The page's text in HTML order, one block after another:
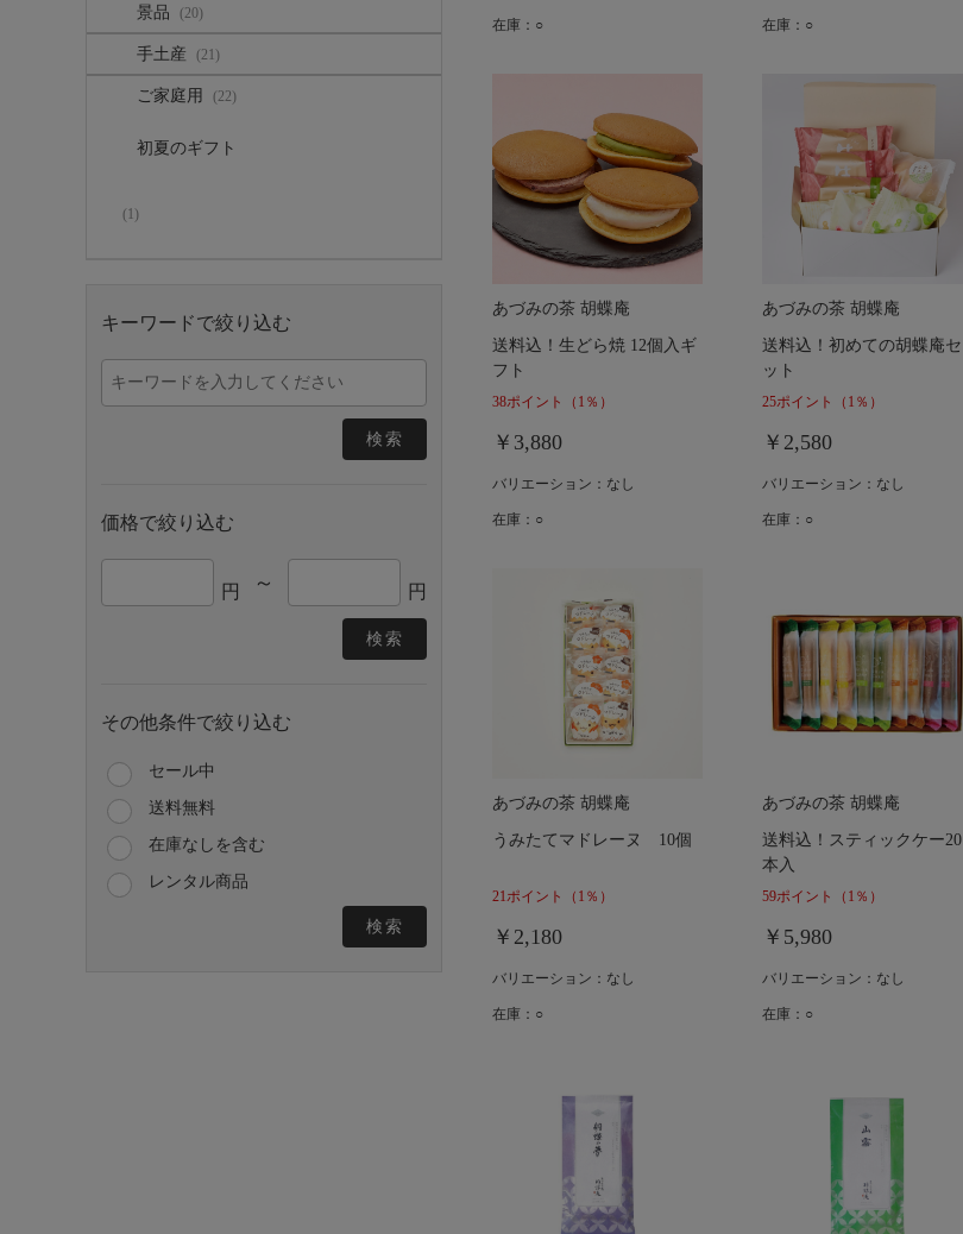
景品 (20)
手土産 (21)
ご家庭用 (22)
初夏のギフト
(1)
キーワードで絞り込む
検索
価格で絞り込む
円 ～ 円
検索
その他条件で絞り込む
セール中
送料無料
在庫なしを含む
レンタル商品
検索
在庫：○ 在庫：○
あづみの茶 胡蝶庵
送料込！生どら焼 12個入ギ
フト
38ポイント （1％）
￥3,880
バリエーション：なし
在庫：○
あづみの茶 胡蝶庵
送料込！初めての胡蝶庵セ
ット
25ポイント （1％）
￥2,580
バリエーション：なし
在庫：○
あづみの茶 胡蝶庵
うみたてマドレーヌ 10個
21ポイント （1％）
￥2,180
バリエーション：なし
在庫：○
あづみの茶 胡蝶庵
送料込！スティックケー20
本入
59ポイント （1％）
￥5,980
バリエーション：なし
在庫：○